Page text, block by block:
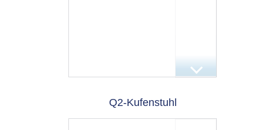
Q2-Kufenstuhl